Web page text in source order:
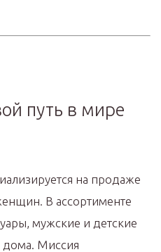
путь в мире
на продаже
В ассортименте
мужские и детские
дома. Миссия